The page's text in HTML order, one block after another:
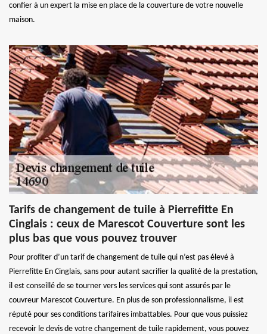
confier à un expert la mise en place de la couverture de votre nouvelle
maison.
Tarifs de changement de tuile à Pierrefitte En
Cinglais : ceux de Marescot Couverture sont les
plus bas que vous pouvez trouver
Pour profiter d’un tarif de changement de tuile qui n’est pas élevé à
Pierrefitte En Cinglais, sans pour autant sacrifier la qualité de la prestation,
il est conseillé de se tourner vers les services qui sont assurés par le
couvreur Marescot Couverture. En plus de son professionnalisme, il est
réputé pour ses conditions tarifaires imbattables. Pour que vous puissiez
recevoir le devis de votre changement de tuile rapidement, vous pouvez